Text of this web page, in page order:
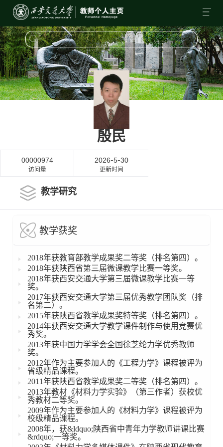
殷民
00000974
访问量
2026-5-30
更新时间
教学研究
教学获奖
2018年获教育部教学成果奖二等奖（排名第四）。
2018年获陕西省第三届微课教学比赛一等奖。
2018年获西安交通大学第三届微课教学比赛一等
奖。
2017年获西安交通大学第三届优秀教学团队奖（排
名第二）。
2015年获陕西省教学成果奖特等奖（排名第四）。
2014年获西安交通大学教学课件制作与使用竞赛优
秀奖。
2013年获中国力学学会全国徐芝纶力学优秀教师
奖。
2012年作为主要参加人的《工程力学》课程被评为
省级精品课程。
2011年获陕西省教学成果奖二等奖（排名第四）。
2013年教材《材料力学实验》（第三作者）获校优
秀教材二等奖。
2009年作为主要参加人的《材料力学》课程被评为
校级精品课程。
2008年，获&ldquo;陕西省中青年力学教师讲课比赛
&rdquo;一等奖。